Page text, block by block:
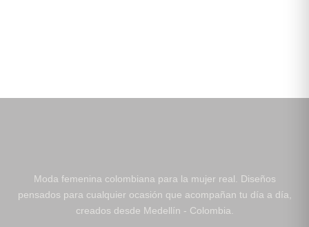
Moda femenina colombiana para la mujer real. Diseños
pensados para cualquier ocasión que acompañan tu día a día,
creados desde Medellín - Colombia.